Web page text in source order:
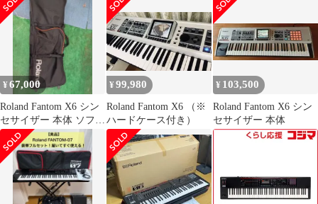
ー
¥67,000
Roland Fantom X6 シン
セサイザー 本体 ソフト
ケース付
¥99,980
Roland Fantom X6 （※
ハードケース付き）
¥ 103,500
Roland Fantom X6 シン
セサイザー 本体